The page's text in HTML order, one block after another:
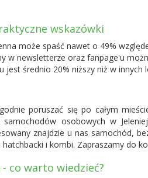
wskazówki
może spaść nawet o 49%
w newsletterze oraz fanpage'u
średnio 20% niższy niż w innych
poruszać się po całym
osobowych w
znajdzie u nas samochód,
i kombi. Zapraszamy do
- co warto wiedzieć?